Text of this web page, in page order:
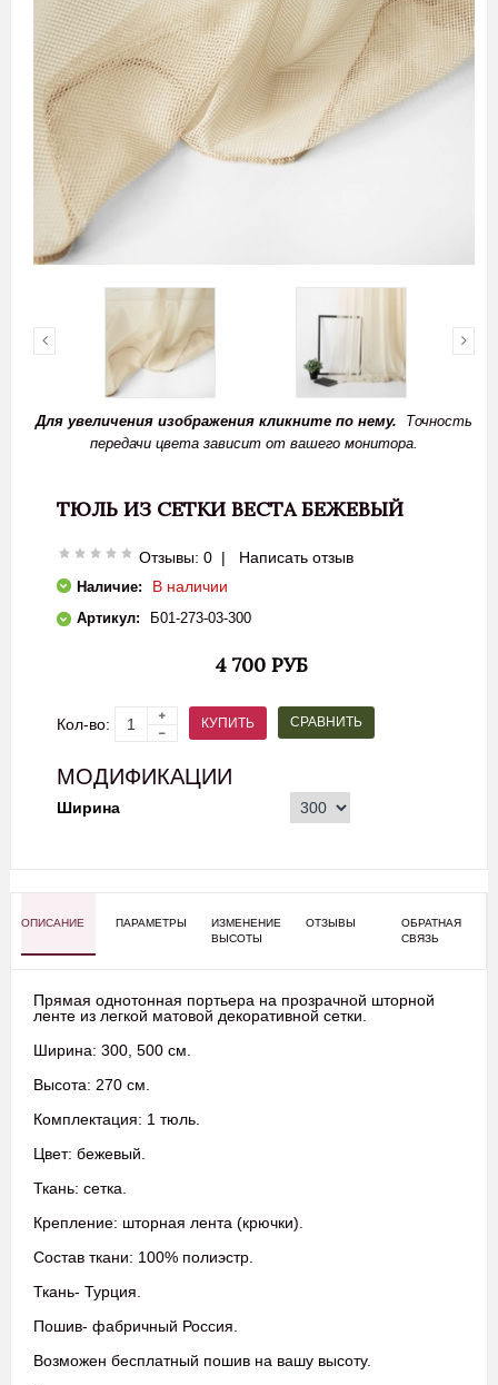
Для увеличения изображения кликните по нему. Точность
передачи цвета зависит от вашего монитора.
ТЮЛЬ ИЗ СЕТКИ ВЕСТА БЕЖЕВЫЙ
Отзывы: 0 | Написать отзыв
Наличие: В наличии
Артикул: Б01-273-03-300
4 700 РУБ
Кол-во: КУПИТЬ СРАВНИТЬ
МОДИФИКАЦИИ
Ширина
ОПИСАНИЕ ПАРАМЕТРЫ
ИЗМЕНЕНИЕ
ВЫСОТЫ
ОТЗЫВЫ
ОБРАТНАЯ
СВЯЗЬ
Прямая однотонная портьера на прозрачной шторной
ленте из легкой матовой декоративной сетки.
Ширина: 300, 500 см.
Высота: 270 см.
Комплектация: 1 тюль.
Цвет: бежевый.
Ткань: сетка.
Крепление: шторная лента (крючки).
Состав ткани: 100% полиэстр.
Ткань- Турция.
Пошив- фабричный Россия.
Возможен бесплатный пошив на вашу высоту.